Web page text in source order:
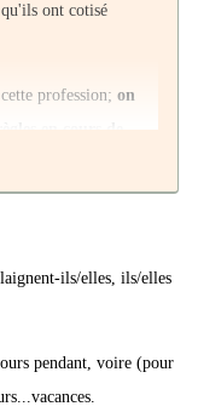
ont cotisé
profession; on
en cours de
en laissant en
un peu moins
caprices de la
(horaires, jours
ils/elles, ils/elles
pendant, voire (pour